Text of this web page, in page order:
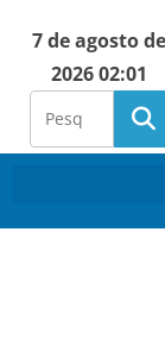
7 de agosto de
2026 02:01